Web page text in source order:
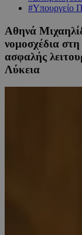
#Υπουργείο
Αθηνά
νομοσχέδια
ασφαλής
Λύκεια